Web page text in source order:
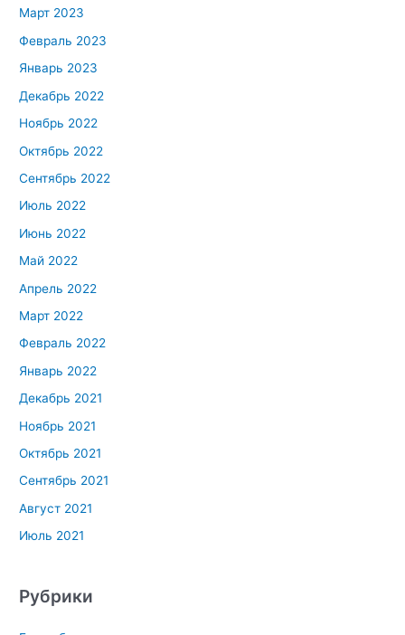
Март 2023
Февраль 2023
Январь 2023
Декабрь 2022
Ноябрь 2022
Октябрь 2022
Сентябрь 2022
Июль 2022
Июнь 2022
Май 2022
Апрель 2022
Март 2022
Февраль 2022
Январь 2022
Декабрь 2021
Ноябрь 2021
Октябрь 2021
Сентябрь 2021
Август 2021
Июль 2021
Рубрики